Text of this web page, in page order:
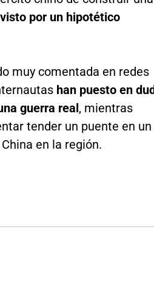
por un hipotético
muy comentada en redes
han puesto en
guerra real, mientras
tender un puente en un
en la región.